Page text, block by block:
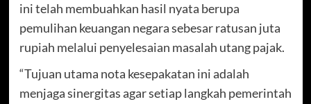
ini telah membuahkan hasil nyata berupa
pemulihan keuangan negara sebesar ratusan juta
rupiah melalui penyelesaian masalah utang pajak.
“Tujuan utama nota kesepakatan ini adalah
menjaga sinergitas agar setiap langkah pemerintah